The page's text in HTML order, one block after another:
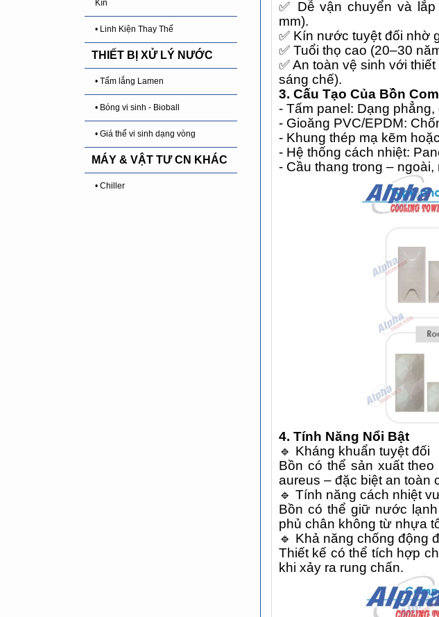
✅ Dễ vận chuyển và
mm).
✅ Kín nước tuyệt đối nhờ
✅ Tuổi thọ cao (20–30
✅An toàn vệ sinh với
sáng chế).
3. Cấu Tạo Của Bồn
- Tấm panel: Dạng
- Gioăng PVC/EPDM:
- Khung thép mạ kẽm
- Hệ thống cách nhiệt:
- Cầu thang trong –
4. Tính Năng Nổi Bật
🔹 Kháng khuẩn tuyệt đối
Bồn có thể sản xuất
aureus – đặc biệt an toàn
🔹 Tính năng cách nhiệt
Bồn có thể giữ nước
phủ chân không từ nhựa
🔹 Khả năng chống động
Thiết kế có thể tích hợp
khi xảy ra rung chấn.
Kín
• Linh Kiện Thay Thế
THIẾT BỊ XỬ LÝ NƯỚC
• Tấm lắng Lamen
• Bóng vi sinh - Bioball
• Giá thể vi sinh dạng vòng
MÁY & VẬT TƯ CN KHÁC
• Chiller